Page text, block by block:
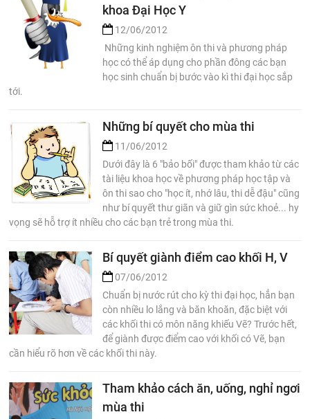
khoa Đại Học Y
12/06/2012
Những kinh nghiệm ôn thi và phương pháp
học có thể áp dụng cho phần đông các bạn
học sinh chuẩn bị bước vào kì thi đại học sắp
tới.
Những bí quyết cho mùa thi
11/06/2012
Dưới đây là 6 "bảo bối" được tham khảo từ các
tài liệu khoa học về phương pháp học tập và
ôn thi sao cho "học ít, nhớ lâu, thi dễ đậu" cũng
như bí quyết thư giãn và giữ gìn sức khoẻ... hy
vọng sẽ hỗ trợ ít nhiều cho các bạn trẻ trong mùa thi.
Bí quyết giành điểm cao khối H, V
07/06/2012
Chuẩn bị nước rút cho kỳ thi đại học, hẳn bạn
còn nhiều lo lắng và băn khoăn, đặc biệt với
các khối thi có môn năng khiếu Vẽ? Trước hết,
để giành được điểm cao với khối có Vẽ, bạn
cần hiểu rõ hơn về các khối thi này.
Tham khảo cách ăn, uống, nghỉ ngơi
mùa thi